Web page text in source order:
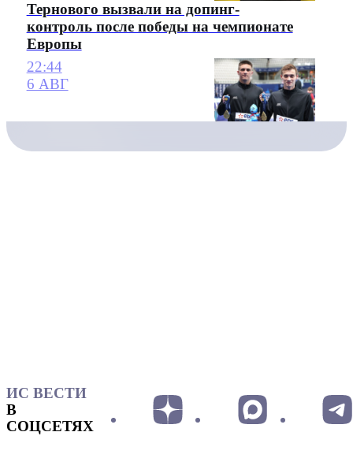
Тернового вызвали на допинг-
контроль после победы на чемпионате
Европы
22:44
6 АВГ
ИС ВЕСТИ
В
СОЦСЕТЯХ